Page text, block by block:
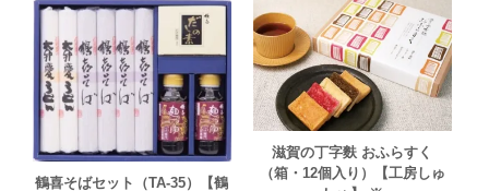
鶴喜そばセット（TA-35）【鶴
滋賀の丁字麩 おふらすく
（箱・12個入り）【工房しゅ